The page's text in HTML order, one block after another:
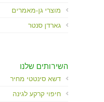
מוצרי גן-מאמרים
גארדן סנטר
השירותים שלנו
דשא סינטטי מחיר
חיפוי קרקע לגינה